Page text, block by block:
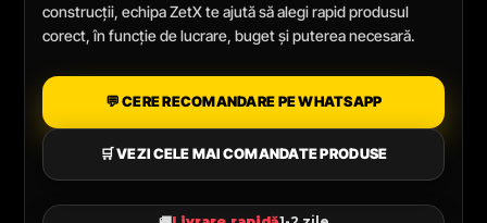
construcții, echipa ZetX te ajută să alegi rapid produsul
corect, în funcție de lucrare, buget și puterea necesară.
💬 CERE RECOMANDARE PE WHATSAPP
🛒 VEZI CELE MAI COMANDATE PRODUSE